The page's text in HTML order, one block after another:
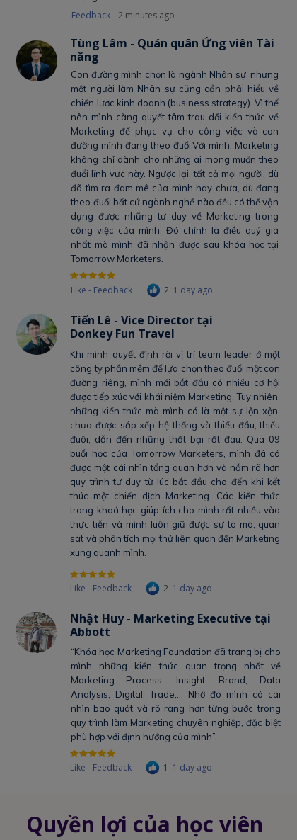
Feedback - 2 minutes ago
Con đường mình chọn là ngành Nhân sự, nhưng
một người làm Nhân sự cũng cần phải hiểu về
chiến lược kinh doanh (business strategy). Vì thế
nên mình càng quyết tâm trau dồi kiến thức về
Marketing để phục vụ cho công việc và con
đường mình đang theo đuổi.Với mình, Marketing
không chỉ dành cho những ai mong muốn theo
đuổi lĩnh vực này. Ngược lại, tất cả mọi người, dù
đã tìm ra đam mê của mình hay chưa, dù đang
theo đuổi bất cứ ngành nghề nào đều có thể vận
dụng được những tư duy về Marketing trong
công việc của mình. Đó chính là điều quý giá
nhất mà mình đã nhận được sau khóa học tại
Tomorrow Marketers.
Tùng Lâm - Quán quân Ứng viên Tài
năng
Like - Feedback 2 1 day ago
Khi mình quyết định rời vị trí team leader ở một
công ty phần mềm để lựa chọn theo đuổi một con
đường riêng, mình mới bắt đầu có nhiều cơ hội
được tiếp xúc với khái niệm Marketing. Tuy nhiên,
những kiến thức mà mình có là một sự lộn xộn,
chưa được sắp xếp hệ thống và thiếu đầu, thiếu
đuôi, dẫn đến những thất bại rất đau. Qua 09
buổi học của Tomorrow Marketers, mình đã có
được một cái nhìn tổng quan hơn và nắm rõ hơn
quy trình tư duy từ lúc bắt đầu cho đến khi kết
thúc một chiến dịch Marketing. Các kiến thức
trong khoá học giúp ích cho mình rất nhiều vào
thực tiễn và mình luôn giữ được sự tò mò, quan
sát và phân tích mọi thứ liên quan đến Marketing
xung quanh mình.
Tiến Lê - Vice Director tại
Donkey Fun Travel
Like - Feedback 2 1 day ago
“Khóa học Marketing Foundation đã trang bị cho
mình những kiến thức quan trọng nhất về
Marketing Process, Insight, Brand, Data
Analysis, Digital, Trade,... Nhờ đó mình có cái
nhìn bao quát và rõ ràng hơn từng bước trong
quy trình làm Marketing chuyên nghiệp, đặc biệt
phù hợp với định hướng của mình”.
Nhật Huy - Marketing Executive tại
Abbott
Like - Feedback 1 1 day ago
Quyền lợi của học viên